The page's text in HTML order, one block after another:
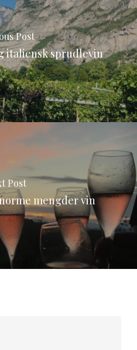
Post
italiensk sprudlevin
Post
mengder vin